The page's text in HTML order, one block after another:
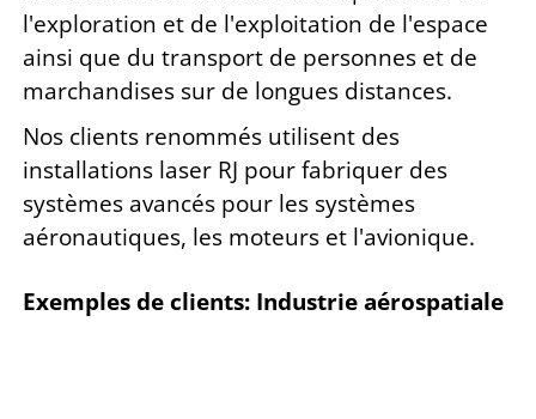
l'exploration et de l'exploitation de l'espace
ainsi que du transport de personnes et de
marchandises sur de longues distances.
Nos clients renommés utilisent des
installations laser RJ pour fabriquer des
systèmes avancés pour les systèmes
aéronautiques, les moteurs et l'avionique.
Exemples de clients: Industrie aérospatiale